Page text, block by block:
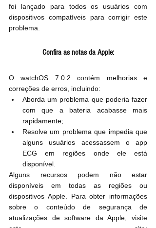
foi lançado para todos os usuários com
dispositivos compatíveis para corrigir este
problema.
Confira as notas da Apple:
O watchOS 7.0.2 contém melhorias e
correções de erros, incluindo:
Aborda um problema que poderia fazer
com que a bateria acabasse mais
rapidamente;
Resolve um problema que impedia que
alguns usuários acessassem o app
ECG em regiões onde ele está
disponível.
Alguns recursos podem não estar
disponíveis em todas as regiões ou
dispositivos Apple. Para obter informações
sobre o conteúdo de segurança de
atualizações de software da Apple, visite